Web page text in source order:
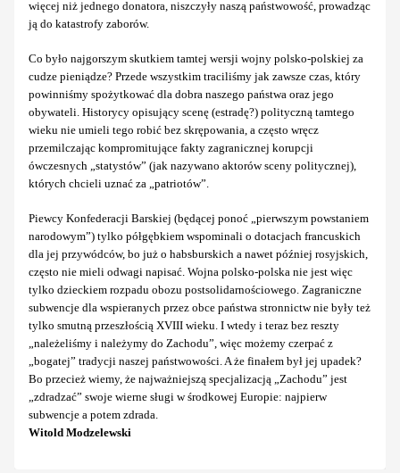
więcej niż jednego donatora, niszczyły naszą państwowość, prowadząc
ją do katastrofy zaborów.
Co było najgorszym skutkiem tamtej wersji wojny polsko-polskiej za
cudze pieniądze? Przede wszystkim traciliśmy jak zawsze czas, który
powinniśmy spożytkować dla dobra naszego państwa oraz jego
obywateli. Historycy opisujący scenę (estradę?) polityczną tamtego
wieku nie umieli tego robić bez skrępowania, a często wręcz
przemilczając kompromitujące fakty zagranicznej korupcji
ówczesnych „statystów” (jak nazywano aktorów sceny politycznej),
których chcieli uznać za „patriotów”.
Piewcy Konfederacji Barskiej (będącej ponoć „pierwszym powstaniem
narodowym”) tylko półgębkiem wspominali o dotacjach francuskich
dla jej przywódców, bo już o habsburskich a nawet później rosyjskich,
często nie mieli odwagi napisać. Wojna polsko-polska nie jest więc
tylko dzieckiem rozpadu obozu postsolidarnościowego. Zagraniczne
subwencje dla wspieranych przez obce państwa stronnictw nie były też
tylko smutną przeszłością XVIII wieku. I wtedy i teraz bez reszty
„należeliśmy i należymy do Zachodu”, więc możemy czerpać z
„bogatej” tradycji naszej państwowości. A że finałem był jej upadek?
Bo przecież wiemy, że najważniejszą specjalizacją „Zachodu” jest
„zdradzać” swoje wierne sługi w środkowej Europie: najpierw
subwencje a potem zdrada.
Witold Modzelewski